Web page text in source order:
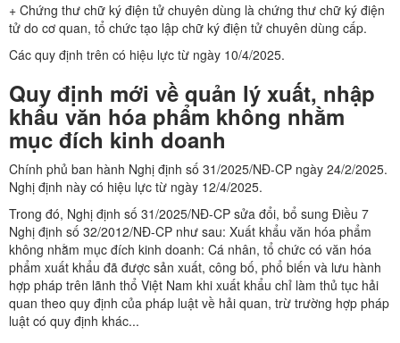
+ Chứng thư chữ ký điện tử chuyên dùng là chứng thư chữ ký điện
tử do cơ quan, tổ chức tạo lập chữ ký điện tử chuyên dùng cấp.
Các quy định trên có hiệu lực từ ngày 10/4/2025.
Quy định mới về quản lý xuất, nhập
khẩu văn hóa phẩm không nhằm
mục đích kinh doanh
Chính phủ ban hành Nghị định số 31/2025/NĐ-CP ngày 24/2/2025.
Nghị định này có hiệu lực từ ngày 12/4/2025.
Trong đó, Nghị định số 31/2025/NĐ-CP sửa đổi, bổ sung Điều 7
Nghị định số 32/2012/NĐ-CP như sau: Xuất khẩu văn hóa phẩm
không nhằm mục đích kinh doanh: Cá nhân, tổ chức có văn hóa
phẩm xuất khẩu đã được sản xuất, công bố, phổ biến và lưu hành
hợp pháp trên lãnh thổ Việt Nam khi xuất khẩu chỉ làm thủ tục hải
quan theo quy định của pháp luật về hải quan, trừ trường hợp pháp
luật có quy định khác...